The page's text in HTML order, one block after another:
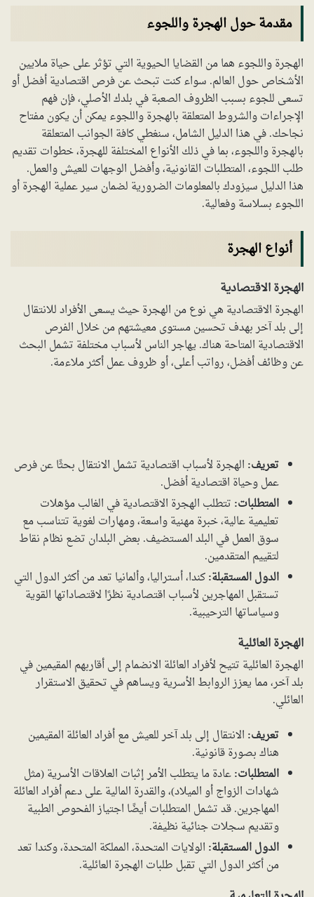
مقدمة حول الهجرة واللجوء
الهجرة واللجوء هما من القضايا الحيوية التي تؤثر على حياة ملايين
الأشخاص حول العالم. سواء كنت تبحث عن فرص اقتصادية أفضل أو
تسعى للجوء بسبب الظروف الصعبة في بلدك الأصلي، فإن فهم
الإجراءات والشروط المتعلقة بالهجرة واللجوء يمكن أن يكون مفتاح
نجاحك. في هذا الدليل الشامل، سنغطي كافة الجوانب المتعلقة
بالهجرة واللجوء، بما في ذلك الأنواع المختلفة للهجرة، خطوات تقديم
طلب اللجوء، المتطلبات القانونية، وأفضل الوجهات للعيش والعمل.
هذا الدليل سيزودك بالمعلومات الضرورية لضمان سير عملية الهجرة أو
اللجوء بسلاسة وفعالية.
أنواع الهجرة
الهجرة الاقتصادية
الهجرة الاقتصادية هي نوع من الهجرة حيث يسعى الأفراد للانتقال
إلى بلد آخر بهدف تحسين مستوى معيشتهم من خلال الفرص
الاقتصادية المتاحة هناك. يهاجر الناس لأسباب مختلفة تشمل البحث
عن وظائف أفضل، رواتب أعلى، أو ظروف عمل أكثر ملاءمة.
تعريف: الهجرة لأسباب اقتصادية تشمل الانتقال بحثًا عن فرص
عمل وحياة اقتصادية أفضل.
المتطلبات: تتطلب الهجرة الاقتصادية في الغالب مؤهلات
تعليمية عالية، خبرة مهنية واسعة، ومهارات لغوية تتناسب مع
سوق العمل في البلد المستضيف. بعض البلدان تضع نظام نقاط
لتقييم المتقدمين.
الدول المستقبلة:كندا، أستراليا، وألمانيا تعد من أكثر الدول التي
تستقبل المهاجرين لأسباب اقتصادية نظرًا لاقتصاداتها القوية
وسياساتها الترحيبية.
الهجرة العائلية
الهجرة العائلية تتيح لأفراد العائلة الانضمام إلى أقاربهم المقيمين في
بلد آخر، مما يعزز الروابط الأسرية ويساهم في تحقيق الاستقرار
العائلي.
تعريف: الانتقال إلى بلد آخر للعيش مع أفراد العائلة المقيمين
هناك بصورة قانونية.
المتطلبات:عادة ما يتطلب الأمر إثبات العلاقات الأسرية (مثل
شهادات الزواج أو الميلاد)، والقدرة المالية على دعم أفراد العائلة
المهاجرين. قد تشمل المتطلبات أيضًا اجتياز الفحوص الطبية
وتقديم سجلات جنائية نظيفة.
الدول المستقبلة: الولايات المتحدة، المملكة المتحدة، وكندا تعد
من أكثر الدول التي تقبل طلبات الهجرة العائلية.